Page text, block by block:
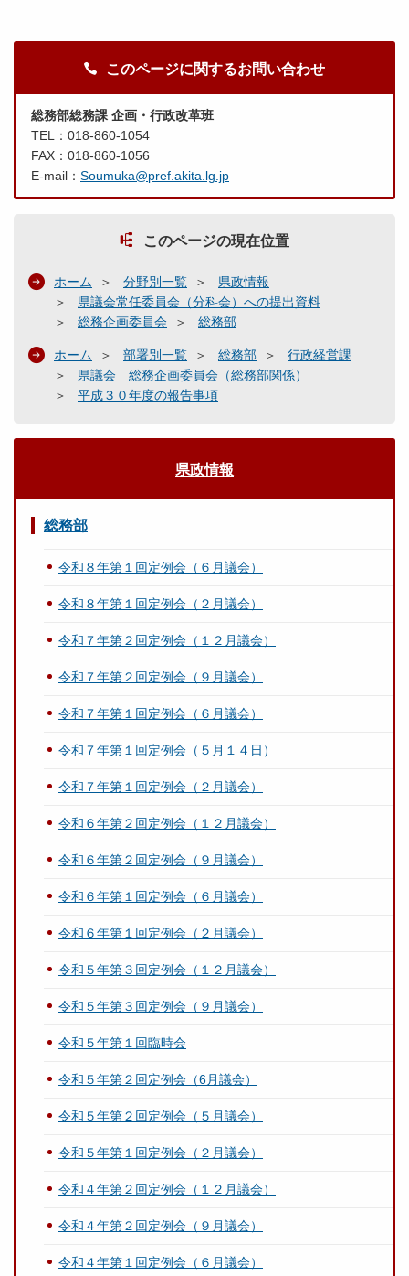
このページに関するお問い合わせ
総務部総務課 企画・行政改革班
TEL：018-860-1054
FAX：018-860-1056
E-mail： Soumuka@pref.akita.lg.jp
このページの現在位置
ホーム 分野別一覧
県政情報
県議会常任委員会（分科会）への提出資料
総務企画委員会
総務部
ホーム 部署別一覧 総務部
行政経営課
県議会 総務企画委員会（総務部関係）
平成３０年度の報告事項
県政情報
総務部
令和８年第１回定例会（６月議会）
令和８年第１回定例会（２月議会）
令和７年第２回定例会（１２月議会）
令和７年第２回定例会（９月議会）
令和７年第１回定例会（６月議会）
令和７年第１回定例会（５月１４日）
令和７年第１回定例会（２月議会）
令和６年第２回定例会（１２月議会）
令和６年第２回定例会（９月議会）
令和６年第１回定例会（６月議会）
令和６年第１回定例会（２月議会）
令和５年第３回定例会（１２月議会）
令和５年第３回定例会（９月議会）
令和５年第１回臨時会
令和５年第２回定例会（6月議会）
令和５年第２回定例会（５月議会）
令和５年第１回定例会（２月議会）
令和４年第２回定例会（１２月議会）
令和４年第２回定例会（９月議会）
令和４年第１回定例会（６月議会）